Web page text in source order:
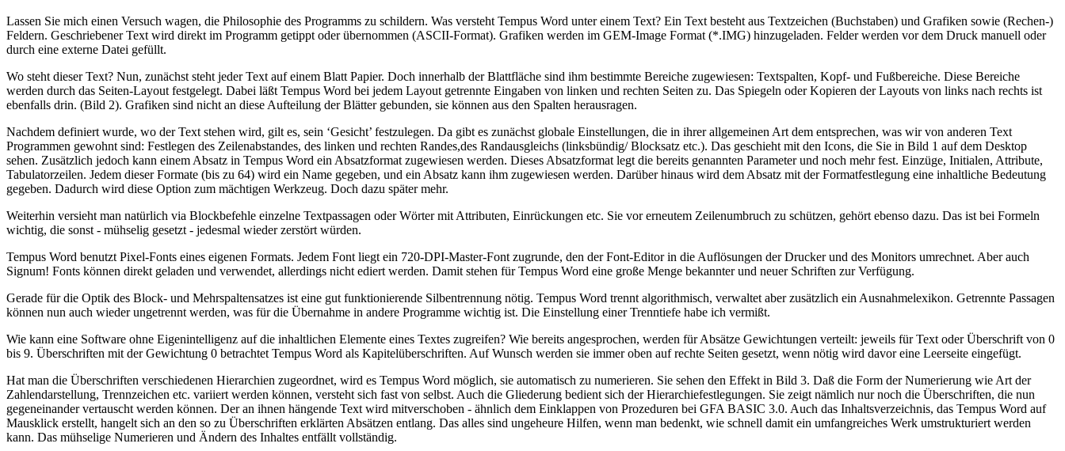
Lassen Sie mich einen Versuch wagen, die Philosophie des Programms zu schildern. Was versteht Tempus Word unter einem Text? Ein Text besteht aus Textzeichen (Buchstaben) und Grafiken sowie (Rechen-)
Feldern. Geschriebener Text wird direkt im Programm getippt oder übernommen (ASCII-Format). Grafiken werden im GEM-Image Format (*.IMG) hinzugeladen. Felder werden vor dem Druck manuell oder
durch eine externe Datei gefüllt.
Wo steht dieser Text? Nun, zunächst steht jeder Text auf einem Blatt Papier. Doch innerhalb der Blattfläche sind ihm bestimmte Bereiche zugewiesen: Textspalten, Kopf- und Fußbereiche. Diese Bereiche
werden durch das Seiten-Layout festgelegt. Dabei läßt Tempus Word bei jedem Layout getrennte Eingaben von linken und rechten Seiten zu. Das Spiegeln oder Kopieren der Layouts von links nach rechts ist
ebenfalls drin. (Bild 2). Grafiken sind nicht an diese Aufteilung der Blätter gebunden, sie können aus den Spalten herausragen.
Nachdem definiert wurde, wo der Text stehen wird, gilt es, sein ‘Gesicht’ festzulegen. Da gibt es zunächst globale Einstellungen, die in ihrer allgemeinen Art dem entsprechen, was wir von anderen Text
Programmen gewohnt sind: Festlegen des Zeilenabstandes, des linken und rechten Randes,des Randausgleichs (linksbündig/ Blocksatz etc.). Das geschieht mit den Icons, die Sie in Bild 1 auf dem Desktop
sehen. Zusätzlich jedoch kann einem Absatz in Tempus Word ein Absatzformat zugewiesen werden. Dieses Absatzformat legt die bereits genannten Parameter und noch mehr fest. Einzüge, Initialen, Attribute,
Tabulatorzeilen. Jedem dieser Formate (bis zu 64) wird ein Name gegeben, und ein Absatz kann ihm zugewiesen werden. Darüber hinaus wird dem Absatz mit der Formatfestlegung eine inhaltliche Bedeutung
gegeben. Dadurch wird diese Option zum mächtigen Werkzeug. Doch dazu später mehr.
Weiterhin versieht man natürlich via Blockbefehle einzelne Textpassagen oder Wörter mit Attributen, Einrückungen etc. Sie vor erneutem Zeilenumbruch zu schützen, gehört ebenso dazu. Das ist bei Formeln
wichtig, die sonst - mühselig gesetzt - jedesmal wieder zerstört würden.
Tempus Word benutzt Pixel-Fonts eines eigenen Formats. Jedem Font liegt ein 720-DPI-Master-Font zugrunde, den der Font-Editor in die Auflösungen der Drucker und des Monitors umrechnet. Aber auch
Signum! Fonts können direkt geladen und verwendet, allerdings nicht ediert werden. Damit stehen für Tempus Word eine große Menge bekannter und neuer Schriften zur Verfügung.
Gerade für die Optik des Block- und Mehrspaltensatzes ist eine gut funktionierende Silbentrennung nötig. Tempus Word trennt algorithmisch, verwaltet aber zusätzlich ein Ausnahmelexikon. Getrennte Passagen
können nun auch wieder ungetrennt werden, was für die Übernahme in andere Programme wichtig ist. Die Einstellung einer Trenntiefe habe ich vermißt.
Wie kann eine Software ohne Eigenintelligenz auf die inhaltlichen Elemente eines Textes zugreifen? Wie bereits angesprochen, werden für Absätze Gewichtungen verteilt: jeweils für Text oder Überschrift von 0
bis 9. Überschriften mit der Gewichtung 0 betrachtet Tempus Word als Kapitelüberschriften. Auf Wunsch werden sie immer oben auf rechte Seiten gesetzt, wenn nötig wird davor eine Leerseite eingefügt.
Hat man die Überschriften verschiedenen Hierarchien zugeordnet, wird es Tempus Word möglich, sie automatisch zu numerieren. Sie sehen den Effekt in Bild 3. Daß die Form der Numerierung wie Art der
Zahlendarstellung, Trennzeichen etc. variiert werden können, versteht sich fast von selbst. Auch die Gliederung bedient sich der Hierarchiefestlegungen. Sie zeigt nämlich nur noch die Überschriften, die nun
gegeneinander vertauscht werden können. Der an ihnen hängende Text wird mitverschoben - ähnlich dem Einklappen von Prozeduren bei GFA BASIC 3.0. Auch das Inhaltsverzeichnis, das Tempus Word auf
Mausklick erstellt, hangelt sich an den so zu Überschriften erklärten Absätzen entlang. Das alles sind ungeheure Hilfen, wenn man bedenkt, wie schnell damit ein umfangreiches Werk umstrukturiert werden
kann. Das mühselige Numerieren und Ändern des Inhaltes entfällt vollständig.